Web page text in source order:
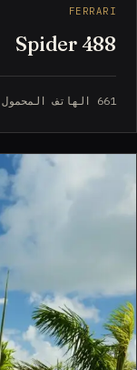
FERRARI
488 Spider
661 الهاتف المحمول